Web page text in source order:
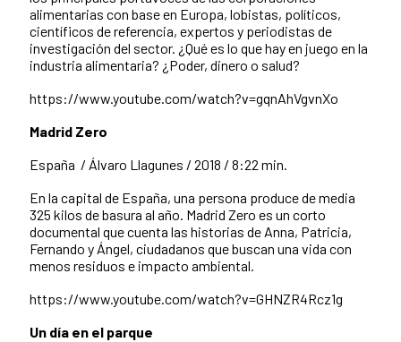
alimentarias con base en Europa, lobistas, políticos,
científicos de referencia, expertos y periodistas de
investigación del sector. ¿Qué es lo que hay en juego en la
industria alimentaria? ¿Poder, dinero o salud?
https://www.youtube.com/watch?v=gqnAhVgvnXo
Madrid Zero
España / Álvaro Llagunes / 2018 / 8:22 min.
En la capital de España, una persona produce de media
325 kilos de basura al año. Madrid Zero es un corto
documental que cuenta las historias de Anna, Patricia,
Fernando y Ángel, ciudadanos que buscan una vida con
menos residuos e impacto ambiental.
https://www.youtube.com/watch?v=GHNZR4Rcz1g
Un día en el parque